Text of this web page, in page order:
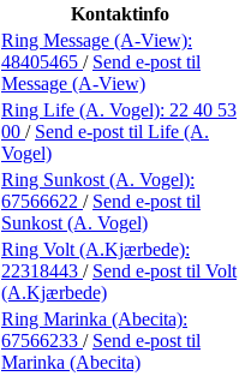
Kontaktinfo
Ring Message (A-View):
48405465 / Send e-post til
Message (A-View)
Ring Life (A. Vogel): 22 40 53
00 / Send e-post til Life (A.
Vogel)
Ring Sunkost (A. Vogel):
67566622 / Send e-post til
Sunkost (A. Vogel)
Ring Volt (A.Kjærbede):
22318443 / Send e-post til Volt
(A.Kjærbede)
Ring Marinka (Abecita):
67566233 / Send e-post til
Marinka (Abecita)